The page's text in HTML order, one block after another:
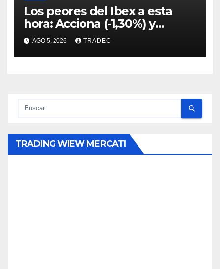
Los peores del Ibex a esta
hora: Acciona (-1,30%) y
Acciona Energía (-0,96%)
AGO 5, 2026 TRADEO
TRADING WIEW MERCATI